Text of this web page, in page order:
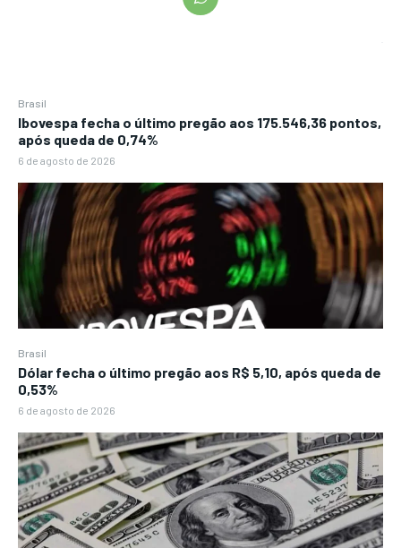
Brasil
Ibovespa fecha o último pregão aos 175.546,36 pontos,
após queda de 0,74%
6 de agosto de 2026
Brasil
Dólar fecha o último pregão aos R$ 5,10, após queda de
0,53%
6 de agosto de 2026